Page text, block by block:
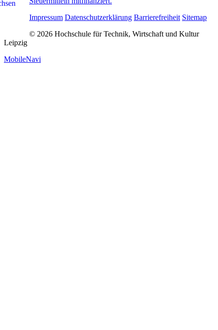
Impressum Datenschutzerklärung Barrierefreiheit Sitemap
© 2026 Hochschule für Technik, Wirtschaft und Kultur
Leipzig
MobileNavi